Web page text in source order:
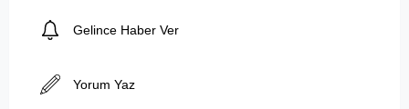
Gelince Haber Ver
Yorum Yaz